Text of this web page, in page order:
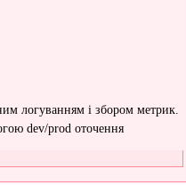
логуванням і збором метрик.
dev/prod оточення